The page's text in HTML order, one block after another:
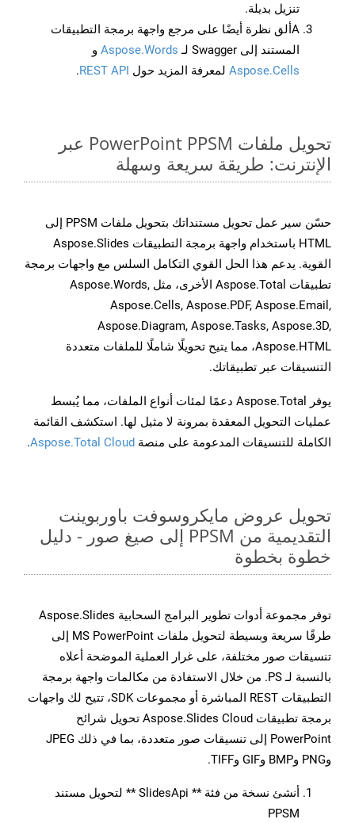
تنزيل بديلة.
Aألق نظرة أيضًا على مرجع واجهة برمجة التطبيقات
المستند إلى Swagger لـ
Aspose.Words و
Aspose.Cells لمعرفة المزيد حول REST API
.
تحويل ملفات PowerPoint PPSM عبر
الإنترنت: طريقة سريعة وسهلة
حسّن سير عمل تحويل مستنداتك بتحويل ملفات PPSM إلى
HTML باستخدام واجهة برمجة التطبيقات Aspose.Slides
القوية. يدعم هذا الحل القوي التكامل السلس مع واجهات برمجة
تطبيقات Aspose.Total الأخرى، مثل Aspose.Words,
Aspose.Cells, Aspose.PDF, Aspose.Email,
Aspose.Diagram, Aspose.Tasks, Aspose.3D,
Aspose.HTML، مما يتيح تحويلًا شاملًا للملفات متعددة
التنسيقات عبر تطبيقاتك.
يوفر Aspose.Total دعمًا لمئات أنواع الملفات، مما يُبسط
عمليات التحويل المعقدة بمرونة لا مثيل لها. استكشف القائمة
الكاملة للتنسيقات المدعومة على منصة Aspose.Total Cloud
.
تحويل عروض مايكروسوفت باوربوينت
التقديمية من PPSM إلى صيغ صور - دليل
خطوة بخطوة
توفر مجموعة أدوات تطوير البرامج السحابية Aspose.Slides
طرقًا سريعة وبسيطة لتحويل ملفات MS PowerPoint إلى
تنسيقات صور مختلفة، على غرار العملية الموضحة أعلاه
بالنسبة لـ PS. من خلال الاستفادة من مكالمات واجهة برمجة
التطبيقات REST المباشرة أو مجموعات SDK، تتيح لك واجهات
برمجة تطبيقات Aspose.Slides Cloud تحويل شرائح
PowerPoint إلى تنسيقات صور متعددة، بما في ذلك JPEG
وPNG وBMP وGIF وTIFF.
أنشئ نسخة من فئة ** SlidesApi ** لتحويل مستند
PPSM